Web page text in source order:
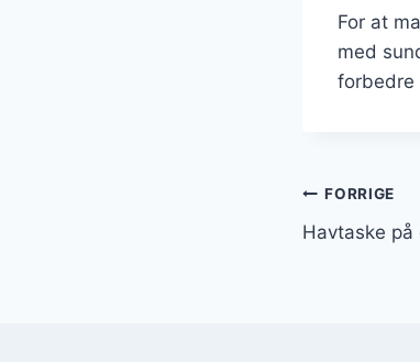
For at
med
forbedre
FORRIGE
Havtaske på